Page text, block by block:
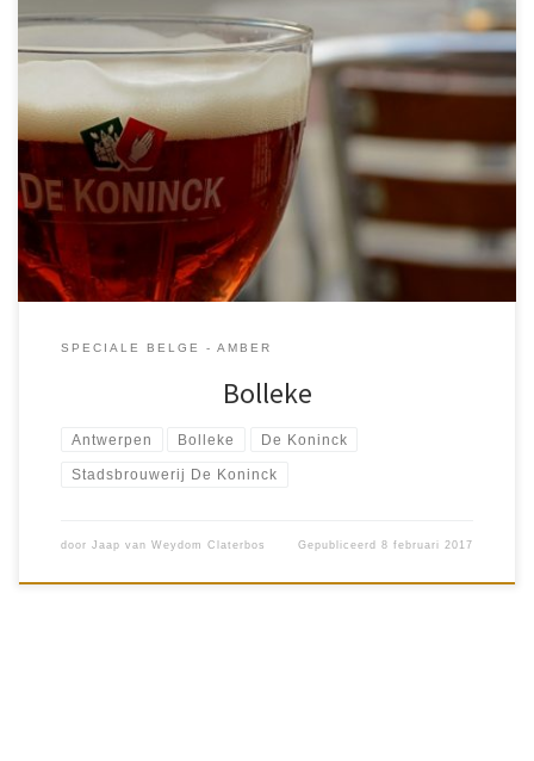
Zover ik mij kan herinneren is Bolleke van Stadsbrouwerij De
Koninck het eerste buitenlandse speciaalbier dat ik in mijn leven
gedronken heb. Het is nog steeds onlosmakelijk aan mij
verbonden. […]
SPECIALE BELGE - AMBER
Bolleke
Antwerpen Bolleke De Koninck
Stadsbrouwerij De Koninck
door Jaap van Weydom Claterbos Gepubliceerd8 februari 2017